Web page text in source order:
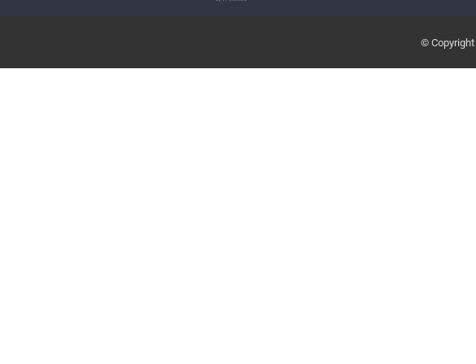
© Copyright